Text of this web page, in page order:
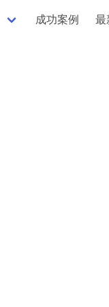
成功案例 最